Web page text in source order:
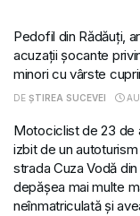
Pedofil din Rădăuți,
acuzații șocante
minori cu vârste
DE ȘTIREA SUCEVEI
Motociclist de 23 de
izbit de un
strada Cuza Vodă
depășea mai multe
neînmatriculată și